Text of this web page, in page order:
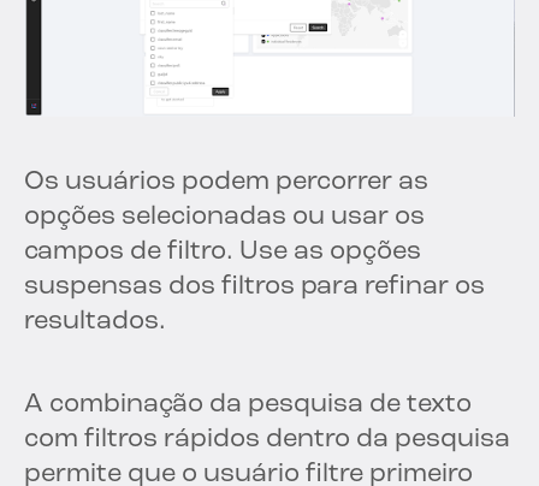
Os usuários podem percorrer as
opções selecionadas ou usar os
campos de filtro. Use as opções
suspensas dos filtros para refinar os
resultados.
A combinação da pesquisa de texto
com filtros rápidos dentro da pesquisa
permite que o usuário filtre primeiro